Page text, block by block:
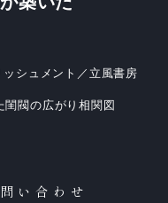
シュメント／立風書房
い合わせ